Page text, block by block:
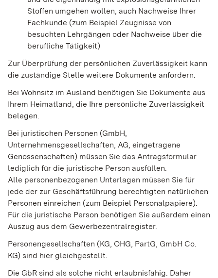
Stoffen umgehen wollen, auch Nachweise Ihrer
Fachkunde (zum Beispiel Zeugnisse von
besuchten Lehrgängen oder Nachweise über die
berufliche Tätigkeit)
Zur Überprüfung der persönlichen Zuverlässigkeit kann
die zuständige Stelle weitere Dokumente anfordern.
Bei Wohnsitz im Ausland benötigen Sie Dokumente aus
Ihrem Heimatland, die Ihre persönliche Zuverlässigkeit
belegen.
Bei juristischen Personen (GmbH,
Unternehmensgesellschaften, AG, eingetragene
Genossenschaften) müssen Sie das Antragsformular
lediglich für die juristische Person ausfüllen.
Alle personenbezogenen Unterlagen müssen Sie für
jede der zur Geschäftsführung berechtigten natürlichen
Personen einreichen (zum Beispiel Personalpapiere).
Für die juristische Person benötigen Sie außerdem einen
Auszug aus dem Gewerbezentralregister.
Personengesellschaften (KG, OHG, PartG, GmbH Co.
KG) sind hier gleichgestellt.
Die GbR sind als solche nicht erlaubnisfähig. Daher